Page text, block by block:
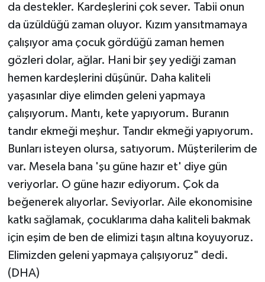
da destekler. Kardeşlerini çok sever. Tabii onun
da üzüldüğü zaman oluyor. Kızım yansıtmamaya
çalışıyor ama çocuk gördüğü zaman hemen
gözleri dolar, ağlar. Hani bir şey yediği zaman
hemen kardeşlerini düşünür. Daha kaliteli
yaşasınlar diye elimden geleni yapmaya
çalışıyorum. Mantı, kete yapıyorum. Buranın
tandır ekmeği meşhur. Tandır ekmeği yapıyorum.
Bunları isteyen olursa, satıyorum. Müşterilerim de
var. Mesela bana 'şu güne hazır et' diye gün
veriyorlar. O güne hazır ediyorum. Çok da
beğenerek alıyorlar. Seviyorlar. Aile ekonomisine
katkı sağlamak, çocuklarıma daha kaliteli bakmak
için eşim de ben de elimizi taşın altına koyuyoruz.
Elimizden geleni yapmaya çalışıyoruz" dedi.
(DHA)